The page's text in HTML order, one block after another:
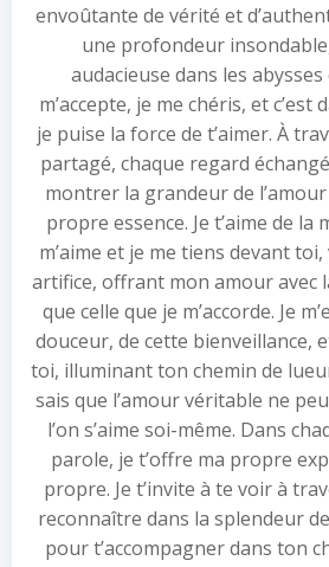
envoûtante de vérité et
une profondeur
audacieuse dans les abysses
m’accepte, je me chéris, et c’est
je puise la force de t’aimer. À
partagé, chaque regard
montrer la grandeur de
propre essence. Je t’aime de la
m’aime et je me tiens devant
artifice, offrant mon amour avec
que celle que je m’accorde. Je
douceur, de cette bienveillance,
toi, illuminant ton chemin de
sais que l’amour véritable ne
l’on s’aime soi-même. Dans
parole, je t’offre ma propre
propre. Je t’invite à te voir à
reconnaître dans la splendeur
pour t’accompagner dans ton